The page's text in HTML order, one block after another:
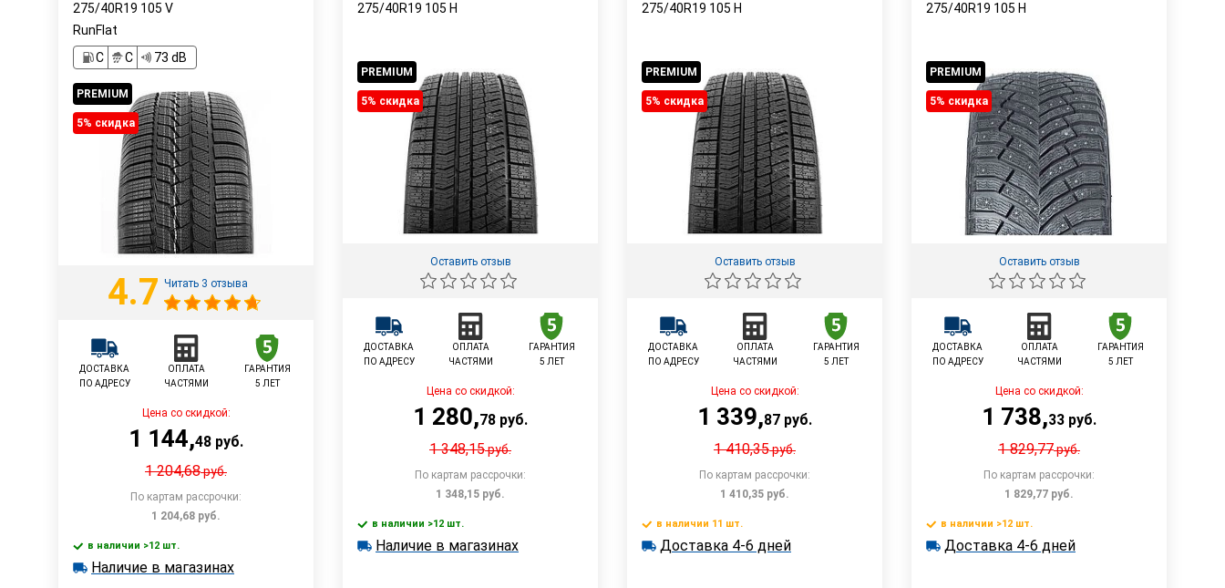
275/40R19 105 V
RunFlat
C
C 73 dB
PREMIUM
5% cкидка
4.7 Читать 3 отзыва
ДОСТАВКА
ПО АДРЕСУ
ОПЛАТА
ЧАСТЯМИ
ГАРАНТИЯ
5 ЛЕТ
Цена со скидкой:
1 144,48 руб.
1 204,68руб.
По картам рассрочки:
1 204,68 руб.
В корзину
в наличии >12 шт.
в наличии >12 шт.
Наличие в магазинах
275/40R19 105 H
PREMIUM
5% cкидка
Оставить отзыв
ДОСТАВКА
ПО АДРЕСУ
ОПЛАТА
ЧАСТЯМИ
ГАРАНТИЯ
5 ЛЕТ
Цена со скидкой:
1 280,78 руб.
1 348,15руб.
По картам рассрочки:
1 348,15 руб.
В корзину
в наличии >12 шт.
в наличии >12 шт.
Наличие в магазинах
275/40R19 105 H
PREMIUM
5% cкидка
Оставить отзыв
ДОСТАВКА
ПО АДРЕСУ
ОПЛАТА
ЧАСТЯМИ
ГАРАНТИЯ
5 ЛЕТ
Цена со скидкой:
1 339,87 руб.
1 410,35руб.
По картам рассрочки:
1 410,35 руб.
В корзину
в наличии 11 шт. Доставка 4-6 дней
в наличии 11 шт.
Доставка 4-6 дней
275/40R19 105 H
PREMIUM
5% cкидка
Оставить отзыв
ДОСТАВКА
ПО АДРЕСУ
ОПЛАТА
ЧАСТЯМИ
ГАРАНТИЯ
5 ЛЕТ
Цена со скидкой:
1 738,33 руб.
1 829,77руб.
По картам рассрочки:
1 829,77 руб.
В корзину
в наличии >12 шт.
в наличии >12 шт.
Доставка 4-6 дней